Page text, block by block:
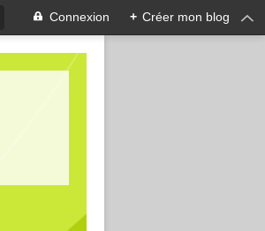
Connexion + Créer mon blog